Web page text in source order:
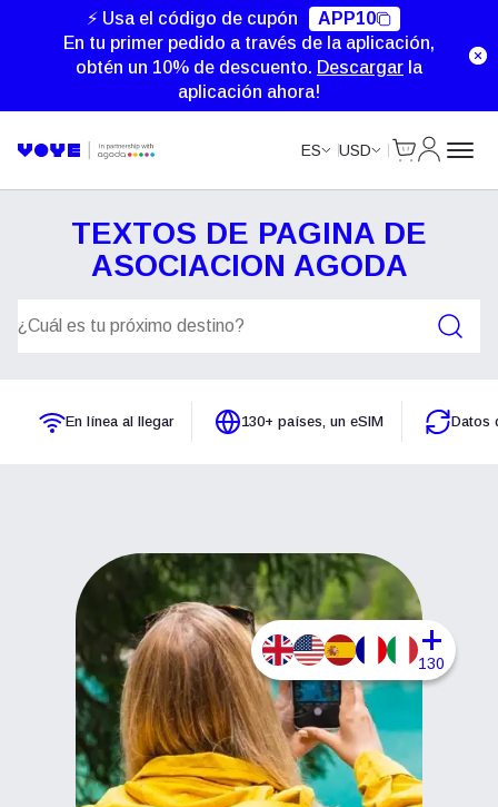
⚡ Usa el código de cupón
APP10
En tu primer pedido a través de la aplicación,
obtén un 10% de descuento. Descargar la
aplicación ahora!
ES USD
TEXTOS DE PAGINA DE
ASOCIACION AGODA
En línea al llegar 130+ países, un eSIM Datos
+
130